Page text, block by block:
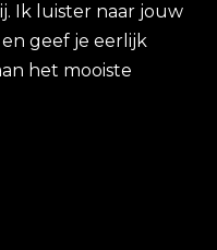
Ik luister naar jouw
geef je eerlijk
het mooiste